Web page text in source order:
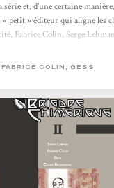
série et, d’une certaine
« petit » éditeur qui aligne les
Fabrice Colin, Serge
au cours d’une période
COLIN, GESS